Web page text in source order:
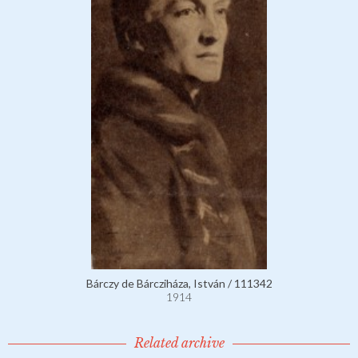
Bárczy de Bárcziháza, István / 111342
1914
Related archive